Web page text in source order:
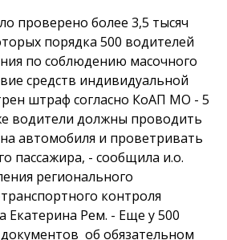
проверено более 3,5 тысяч
порядка 500 водителей
по соблюдению масочного
средств индивидуальной
штраф согласно КоАП МО - 5
водители должны проводить
автомобиля и проветривать
пассажира, - сообщила и.о.
регионального
контроля
Екатерина Рем. - Еще у 500
об обязательном